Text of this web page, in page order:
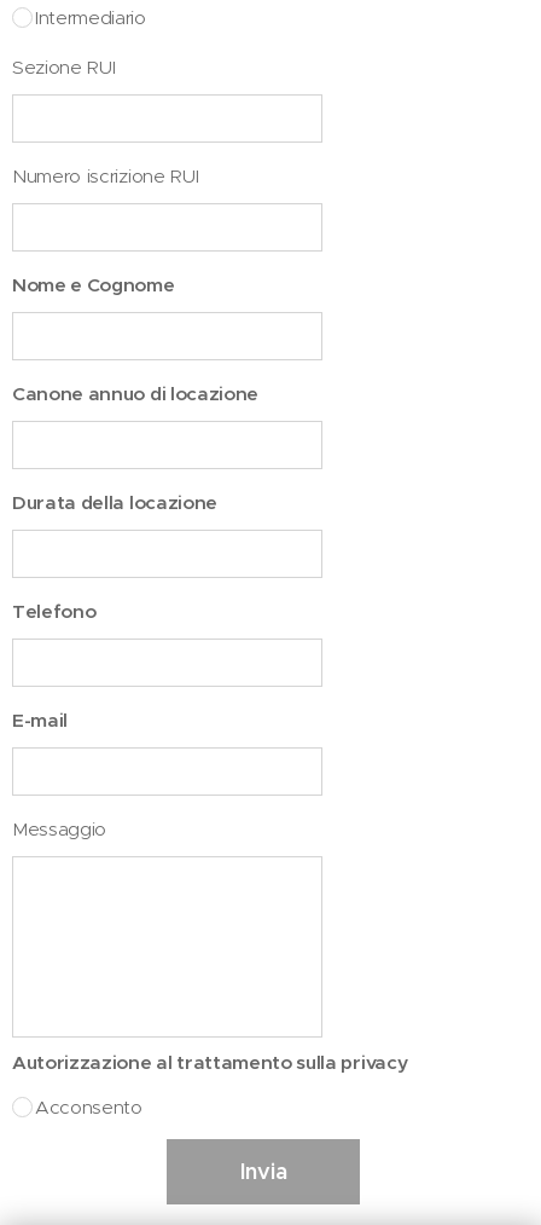
Intermediario
Sezione RUI
Numero iscrizione RUI
Nome e Cognome
Canone annuo di locazione
Durata della locazione
Telefono
E-mail
Messaggio
Autorizzazione al trattamento sulla privacy
Acconsento
Invia